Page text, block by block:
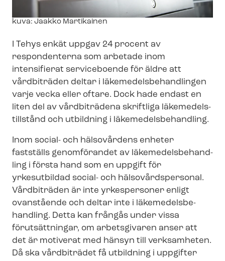
Image
kuva: Jaakko Martikainen
I Tehys enkät uppgav 24 procent av
respondenterna som arbetade inom
intensifierat serviceboende för äldre att
vårdbiträden deltar i lä­ke­me­dels­be­hand­ling­en
varje vecka eller oftare. Dock hade endast en
liten del av vårdbiträdena skriftliga lä­ke­me­dels­
till­stånd och utbildning i lä­ke­me­dels­be­hand­ling.
Inom social- och hälsovårdens enheter
fastställs genomförandet av lä­ke­me­dels­be­hand­
ling i första hand som en uppgift för
yrkesutbildad social- och häl­so­vårds­per­so­nal.
Vårdbiträden är inte yrkespersoner enligt
ovanstående och deltar inte i lä­ke­me­dels­be­
hand­ling. Detta kan frångås under vissa
förutsättningar, om arbetsgivaren anser att
det är motiverat med hänsyn till verksamheten.
Då ska vårdbiträdet få utbildning i uppgifter